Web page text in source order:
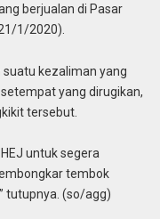
berjualan di Pasar
1/2020).
suatu kezaliman yang
yang dirugikan,
tersebut.
untuk segera
tembok
tutupnya. (so/agg)